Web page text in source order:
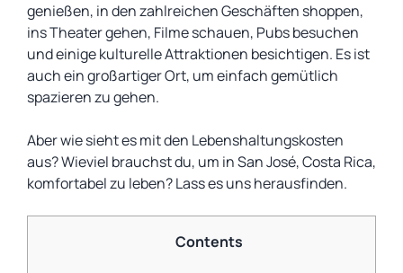
genießen, in den zahlreichen Geschäften shoppen,
ins Theater gehen, Filme schauen, Pubs besuchen
und einige kulturelle Attraktionen besichtigen. Es ist
auch ein großartiger Ort, um einfach gemütlich
spazieren zu gehen.
Aber wie sieht es mit den Lebenshaltungskosten
aus? Wieviel brauchst du, um in San José, Costa Rica,
komfortabel zu leben? Lass es uns herausfinden.
Contents